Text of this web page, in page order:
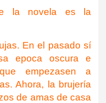
la novela es la
En el pasado sí
epoca oscura e
empezasen a
Ahora, la brujería
de amas de casa